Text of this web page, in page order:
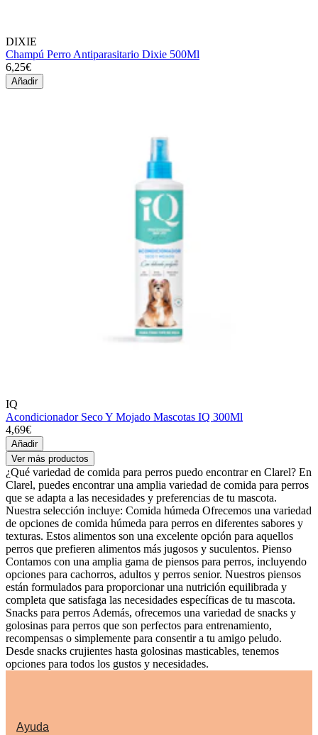
DIXIE
Champú Perro Antiparasitario Dixie 500Ml
6,25€
Añadir
IQ
Acondicionador Seco Y Mojado Mascotas IQ 300Ml
4,69€
Añadir
Ver más productos
¿Qué variedad de comida para perros puedo encontrar en Clarel? En
Clarel, puedes encontrar una amplia variedad de comida para perros
que se adapta a las necesidades y preferencias de tu mascota.
Nuestra selección incluye: Comida húmeda Ofrecemos una variedad
de opciones de comida húmeda para perros en diferentes sabores y
texturas. Estos alimentos son una excelente opción para aquellos
perros que prefieren alimentos más jugosos y suculentos. Pienso
Contamos con una amplia gama de piensos para perros, incluyendo
opciones para cachorros, adultos y perros senior. Nuestros piensos
están formulados para proporcionar una nutrición equilibrada y
completa que satisfaga las necesidades específicas de tu mascota.
Snacks para perros Además, ofrecemos una variedad de snacks y
golosinas para perros que son perfectos para entrenamiento,
recompensas o simplemente para consentir a tu amigo peludo.
Desde snacks crujientes hasta golosinas masticables, tenemos
opciones para todos los gustos y necesidades.
Ayuda